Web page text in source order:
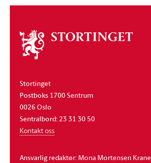
Om
stortinget
Stortinget
Postboks 1700 Sentrum
0026 Oslo
Sentralbord: 23 31 30 50
Kontakt oss
Ansvarlig redaktør: Mona Mortensen Krane